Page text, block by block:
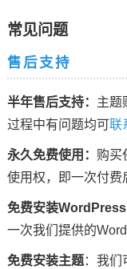
常见问题
售后支持
半年售后支持： 主题
过程中有问题均可联
永久免费使用： 购买
使用权，即一次付费
免费安装WordPress
一次我们提供的
免费安装主题：我们